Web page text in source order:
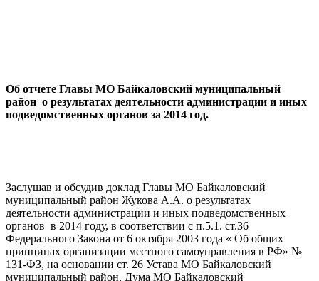
Об отчете Главы МО Байкаловский муниципальный
район о результатах деятельности администрации и иных
подведомственных органов за 2014 год.
Заслушав и обсудив доклад Главы МО Байкаловский
муниципальный район Жукова А.А. о результатах
деятельности администрации и иных подведомственных
органов в 2014 году, в соответствии с п.5.1. ст.36
Федерального Закона от 6 октября 2003 года « Об общих
принципах организации местного самоуправления в РФ» №
131-ФЗ, на основании ст. 26 Устава МО Байкаловский
муниципальный район, Дума МО Байкаловский